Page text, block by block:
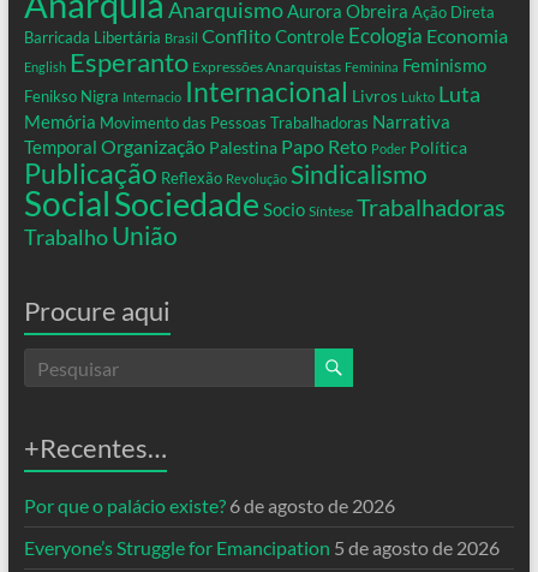
AnarquismoAurora Obreira Ação Direta
Barricada Libertária Brasil ConflitoControle Ecologia Economia
English Esperanto Expressões Anarquistas Feminina Feminismo
Fenikso Nigra Internacio Internacional Livros Lukto Luta
Memória Movimento das Pessoas Trabalhadoras Narrativa
Temporal Organização Palestina Papo Reto Poder Política
Publicação Reflexão Revolução Sindicalismo
SocialSociedade Socio Síntese Trabalhadoras
Trabalho União
Procure aqui
+Recentes…
Por que o palácio existe? 6 de agosto de 2026
Everyone’s Struggle for Emancipation 5 de agosto de 2026